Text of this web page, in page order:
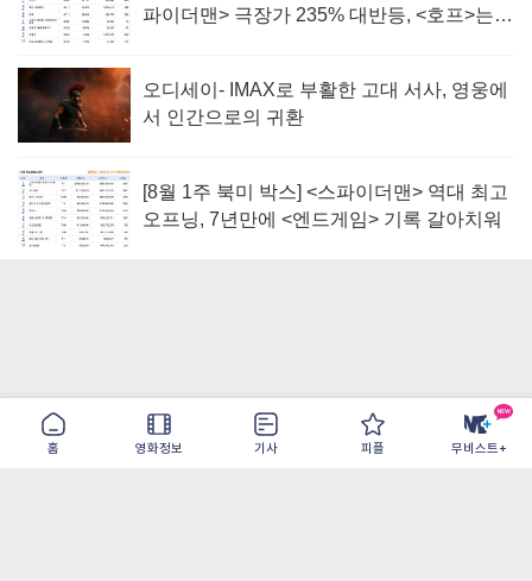
홈 영화정보 기사 피플 무비스트+
파이더맨> 극장가 235% 대반등, <호프>는
오디세이- IMAX로 부활한 고대 서사, 영웅에
서 인간으로의 귀환
[8월 1주 북미 박스] <스파이더맨> 역대 최고
오프닝, 7년만에 <엔드게임> 기록 갈아치워